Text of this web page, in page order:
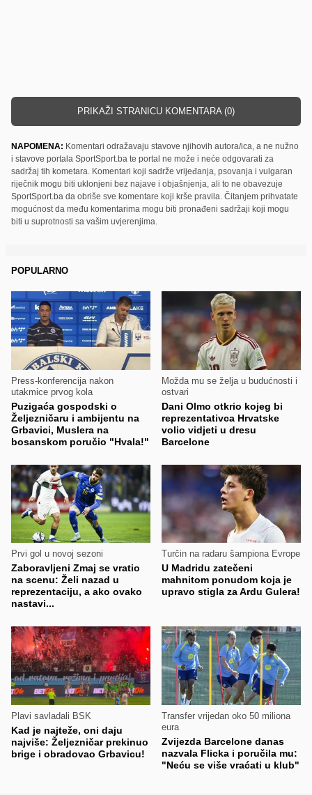
PRIKAŽI STRANICU KOMENTARA (0)
NAPOMENA: Komentari odražavaju stavove njihovih autora/ica, a ne nužno
i stavove portala SportSport.ba te portal ne može i neće odgovarati za
sadržaj tih kometara. Komentari koji sadrže vrijeđanja, psovanja i vulgaran
riječnik mogu biti uklonjeni bez najave i objašnjenja, ali to ne obavezuje
SportSport.ba da obriše sve komentare koji krše pravila. Čitanjem prihvatate
mogućnost da među komentarima mogu biti pronađeni sadržaji koji mogu
biti u suprotnosti sa vašim uvjerenjima.
POPULARNO
Press-konferencija nakon
utakmice prvog kola
Puzigaća gospodski o
Željezničaru i ambijentu na
Grbavici, Muslera na
bosanskom poručio "Hvala!"
Možda mu se želja u budućnosti i
ostvari
Dani Olmo otkrio kojeg bi
reprezentativca Hrvatske
volio vidjeti u dresu
Barcelone
Prvi gol u novoj sezoni
Zaboravljeni Zmaj se vratio
na scenu: Želi nazad u
reprezentaciju, a ako ovako
nastavi...
Turčin na radaru šampiona Evrope
U Madridu zatečeni
mahnitom ponudom koja je
upravo stigla za Ardu Gulera!
Plavi savladali BSK
Kad je najteže, oni daju
najviše: Željezničar prekinuo
brige i obradovao Grbavicu!
Transfer vrijedan oko 50 miliona
eura
Zvijezda Barcelone danas
nazvala Flicka i poručila mu:
"Neću se više vraćati u klub"